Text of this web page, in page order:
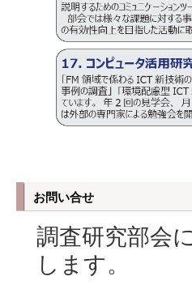
お問い合せ
調査研究部会
します。